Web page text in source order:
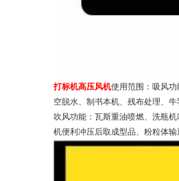
打标机高压风机使用范围：吸风
空脱水、制书本机、残布处理、
吹风功能：瓦斯重油喷燃、洗瓶
机便利冲压后取成型品、粉粒体